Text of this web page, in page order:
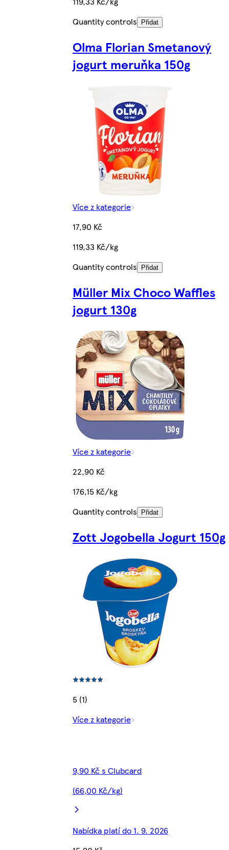
Quantity controls
Přidat
Olma Florian Smetanový
jogurt meruňka 150g
Více z kategorie
17,90 Kč
119,33 Kč/kg
Quantity controls
Přidat
Müller Mix Choco Waffles
jogurt 130g
Více z kategorie
22,90 Kč
176,15 Kč/kg
Quantity controls
Přidat
Zott Jogobella Jogurt 150g
5 (1)
Více z kategorie
9,90 Kč s Clubcard
(66,00 Kč/kg)
Nabídka platí do 1. 9. 2026